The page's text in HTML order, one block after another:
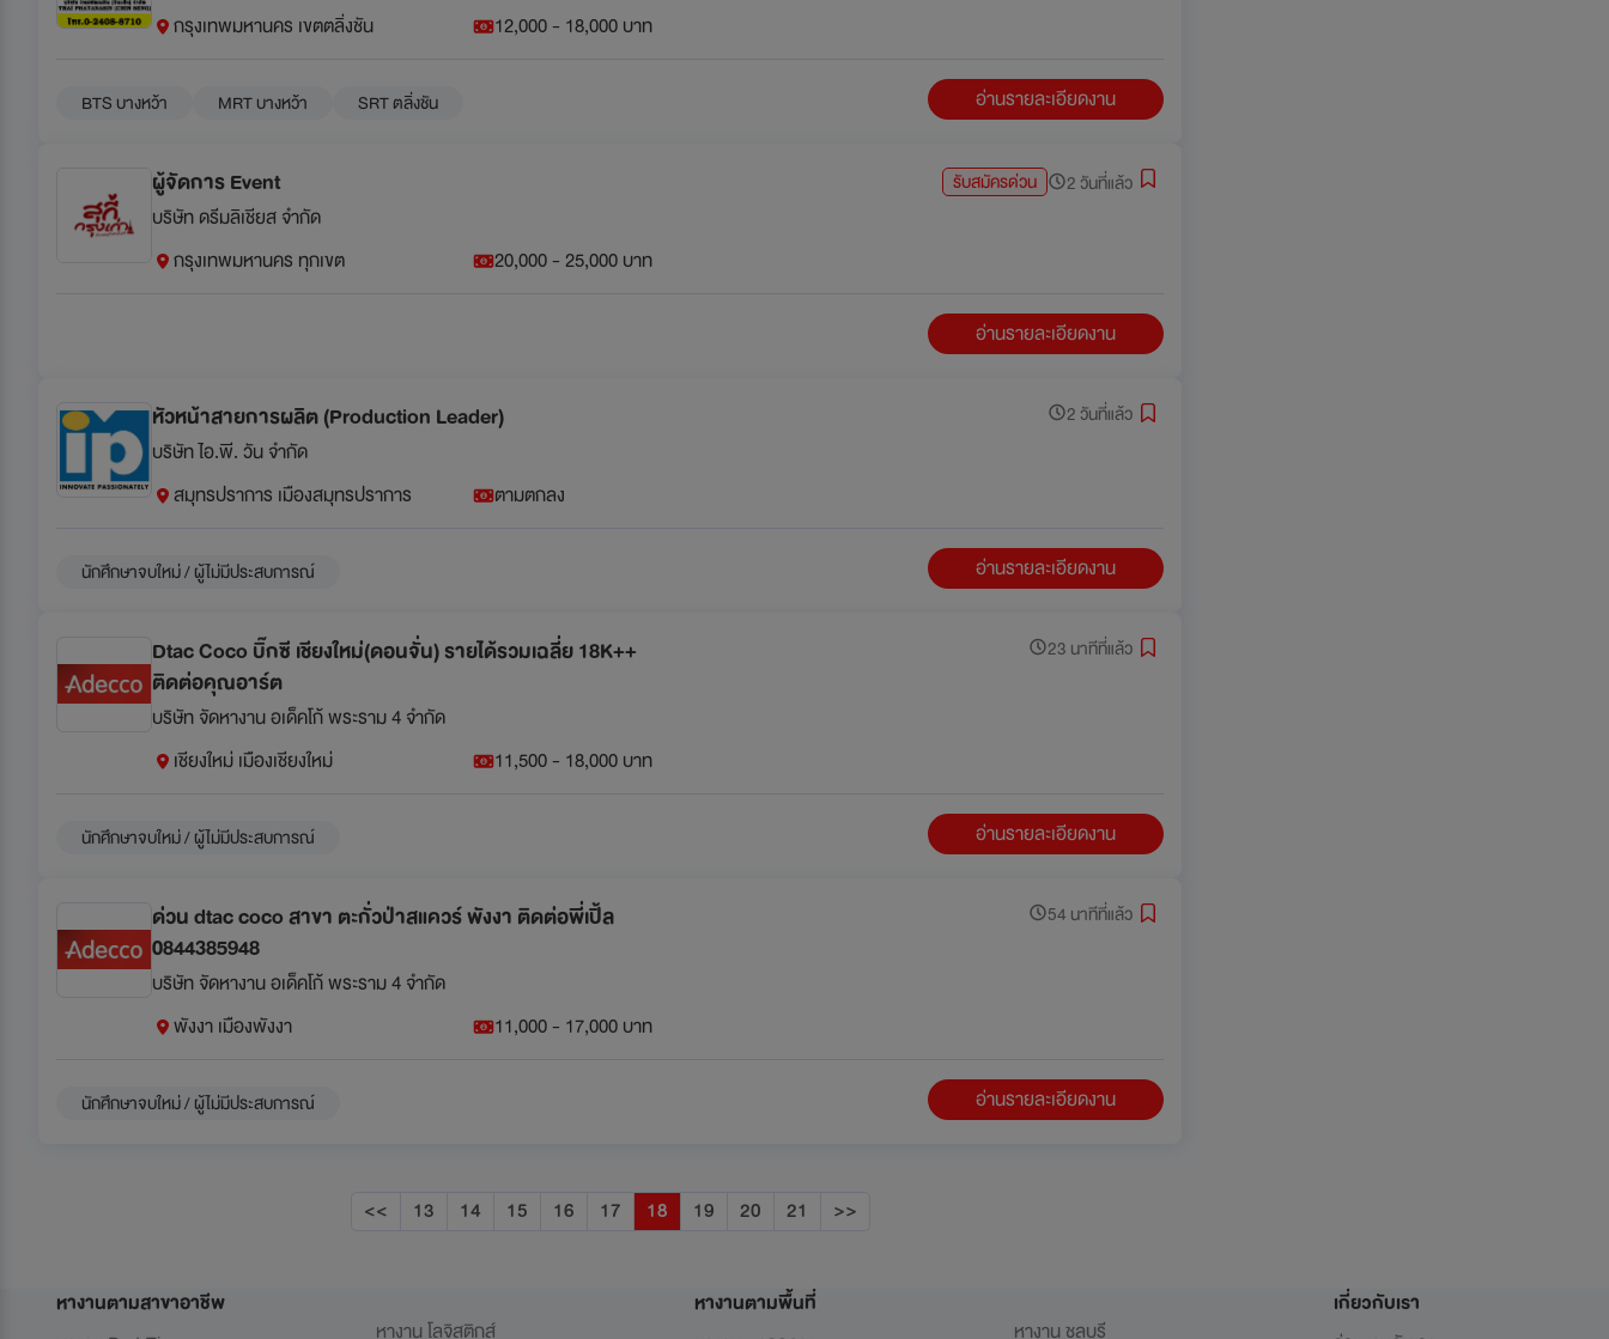
กรุงเทพมหานคร เขตตลิ่งชัน 12,000 - 18,000 บาท
BTS บางหว้า MRT บางหว้า SRT ตลิ่งชัน อ่านรายละเอียดงาน
ผู้จัดการ Event
บริษัท ดรีมลิเชียส จำกัด
รับสมัครด่วน 2 วันที่แล้ว
กรุงเทพมหานคร ทุกเขต 20,000 - 25,000 บาท
อ่านรายละเอียดงาน
หัวหน้าสายการผลิต (Production Leader)
บริษัท ไอ.พี. วัน จำกัด
2 วันที่แล้ว
สมุทรปราการ เมืองสมุทรปราการ ตามตกลง
นักศึกษาจบใหม่ / ผู้ไม่มีประสบการณ์ อ่านรายละเอียดงาน
Dtac Coco บิ๊กซี เชียงใหม่(ดอนจั่น) รายได้รวมเฉลี่ย 18K++
ติดต่อคุณอาร์ต
บริษัท จัดหางาน อเด็คโก้ พระราม 4 จำกัด
23 นาทีที่แล้ว
เชียงใหม่ เมืองเชียงใหม่ 11,500 - 18,000 บาท
นักศึกษาจบใหม่ / ผู้ไม่มีประสบการณ์ อ่านรายละเอียดงาน
ด่วน dtac coco สาขา ตะกั่วป่าสแควร์ พังงา ติดต่อพี่เปิ้ล
0844385948
บริษัท จัดหางาน อเด็คโก้ พระราม 4 จำกัด
54 นาทีที่แล้ว
พังงา เมืองพังงา 11,000 - 17,000 บาท
นักศึกษาจบใหม่ / ผู้ไม่มีประสบการณ์ อ่านรายละเอียดงาน
<< 13 14 15 16 17 18 19 20 21 >>
หางานตามสาขาอาชีพ
หางาน โลจิสติกส์
หางานตามพื้นที่
หางาน ชลบุรี
เกี่ยวกับเรา